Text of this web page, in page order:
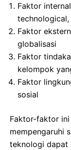
Faktor
technological,
Faktor
globalisasi
Faktor
kelompok
Faktor
sosial
Faktor-faktor
mempengaruhi
teknologi dapat